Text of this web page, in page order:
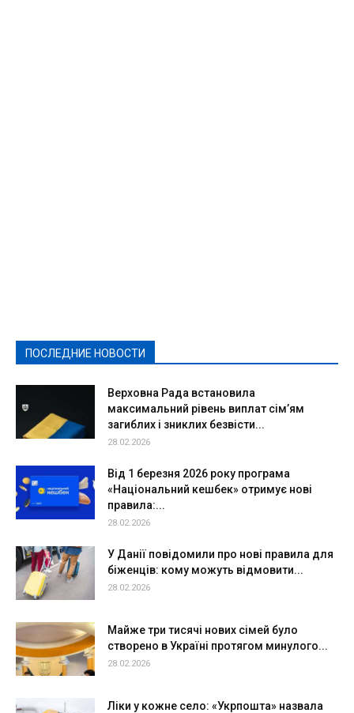
ПОСЛЕДНИЕ НОВОСТИ
Верховна Рада встановила
максимальний рівень виплат сім’ям
загиблих і зниклих безвісти...
28.02.2026
Від 1 березня 2026 року програма
«Національний кешбек» отримує нові
правила:...
28.02.2026
У Данії повідомили про нові правила для
біженців: кому можуть відмовити...
28.02.2026
Майже три тисячі нових сімей було
створено в Україні протягом минулого...
28.02.2026
Ліки у кожне село: «Укрпошта» назвала